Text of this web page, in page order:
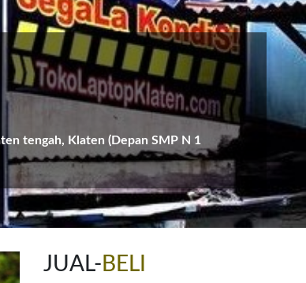
tengah, Klaten (Depan SMP N 1
JUAL- BELI